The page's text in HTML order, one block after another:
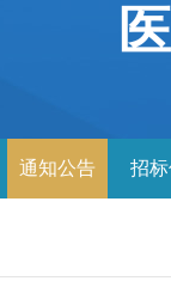
通知公告 招